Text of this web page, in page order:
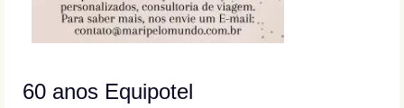
60 anos Equipotel